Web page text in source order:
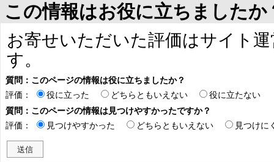
この情報はお役に立ちましたか
お寄せいただいた評価はサイト
す。
質問：このページの情報は役に立ちましたか？
評価：
役に立った どちらともいえない
役に立たない
質問：このページの情報は見つけやすかったですか？
評価：
見つけやすかった どちらともいえない 見つけに